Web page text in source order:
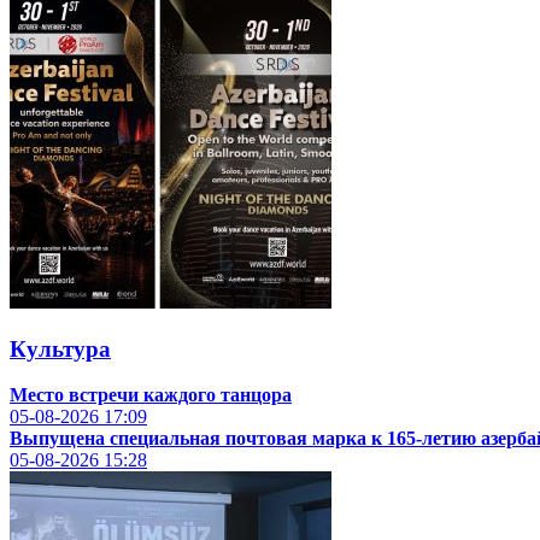
Культура
Место встречи каждого танцора
05-08-2026 17:09
Выпущена специальная почтовая марка к 165-летию
05-08-2026 15:28